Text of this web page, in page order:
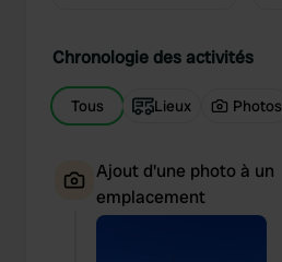
Chronologie des activités
Tous Lieux Photos
Ajout d'une photo à un
emplacement